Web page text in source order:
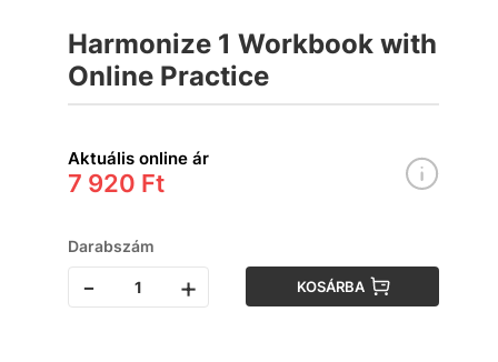
Harmonize 1 Workbook with
Online Practice
Aktuális online ár
7 920 Ft
Darabszám
- + KOSÁRBA